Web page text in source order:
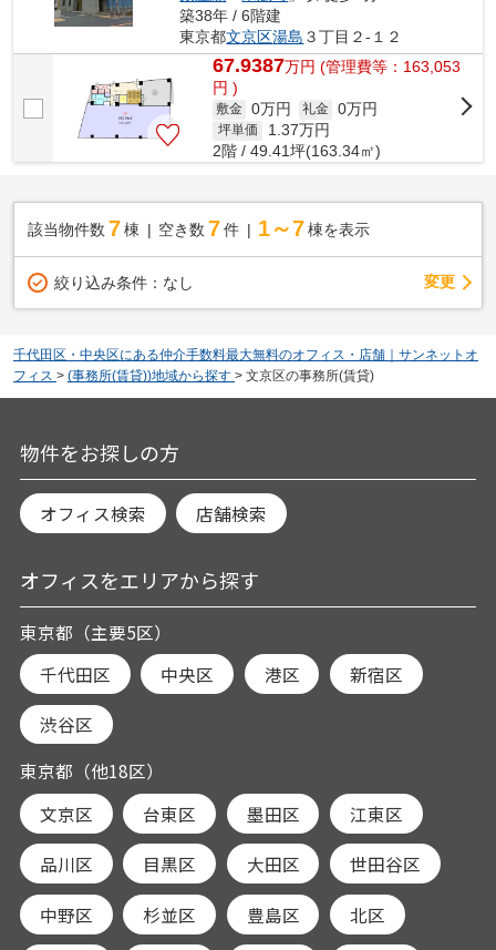
築38年 / 6階建
東京都文京区湯島 ３丁目２-１２
67.9387万円 (管理費等：163,053
円 )
敷金 0万円 礼金 0万円
坪単価 1.37万円
2階 / 49.41坪(163.34㎡)
該当物件数 7棟 空き数 7 件 1～7 棟を表示
絞り込み条件： なし 変更
千代田区・中央区にある仲介手数料最大無料のオフィス・店舗｜サンネットオ
フィス > (事務所(賃貸))地域から探す > 文京区の事務所(賃貸)
物件をお探しの方
オフィス検索 店舗検索
オフィスをエリアから探す
東京都（主要5区）
千代田区
中央区 港区 新宿区
渋谷区
東京都（他18区）
文京区
台東区 墨田区 江東区
品川区 目黒区 大田区 世田谷区
中野区 杉並区 豊島区 北区